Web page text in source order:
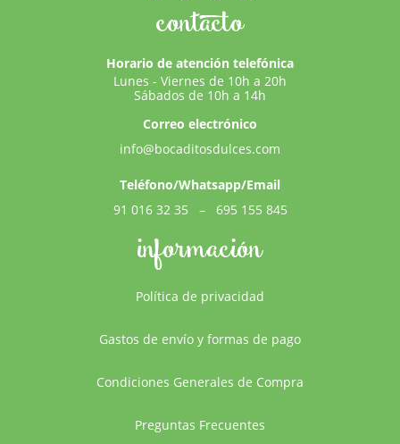
información
Política de privacidad
Gastos de envío y formas de pago
Condiciones Generales de Compra
Preguntas Frecuentes
contacto
Horario de atención telefónica
Lunes - Viernes de 10h a 20h
Sábados de 10h a 14h
Correo electrónico
info@bocaditosdulces.com
Teléfono/Whatsapp/Email
91 016 32 35
– 695 155 845